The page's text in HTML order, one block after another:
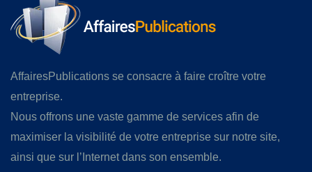
AffairesPublications se consacre à faire croître votre
entreprise.
Nous offrons une vaste gamme de services afin de
maximiser la visibilité de votre entreprise sur notre site,
ainsi que sur l’Internet dans son ensemble.